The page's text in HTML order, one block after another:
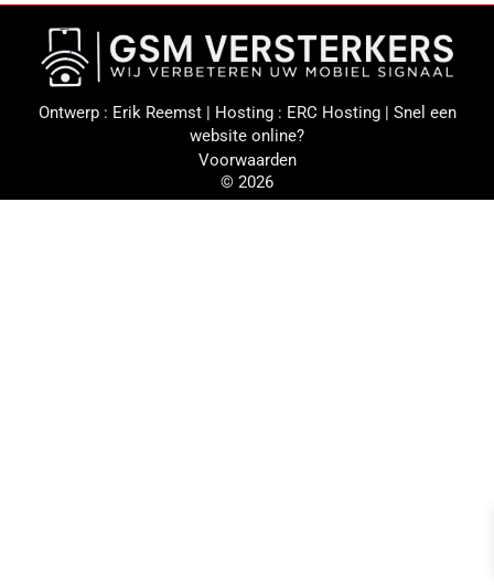
Ontwerp : Erik Reemst| Hosting : ERC Hosting| Snel een
website online?
Voorwaarden
© 2026